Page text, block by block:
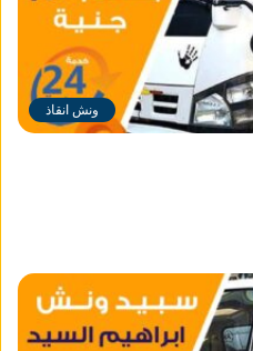
ونش انقاذ